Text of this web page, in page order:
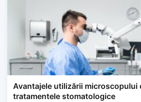
Avantajele utilizării microscopului
tratamentele stomatologice